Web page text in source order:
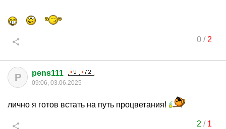
0/ 2
P pens111
09:06, 03.06.2025
лично я готов встать на путь процветания!
2 / 1